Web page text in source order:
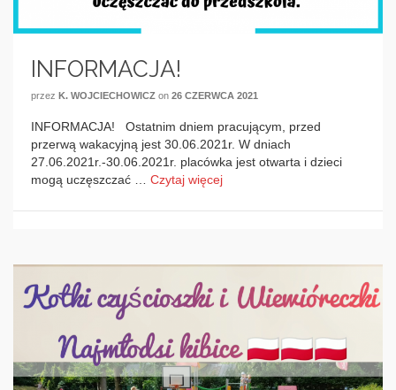
INFORMACJA!
przez K. WOJCIECHOWICZ on 26 CZERWCA 2021
INFORMACJA! Ostatnim dniem pracującym, przed
przerwą wakacyjną jest 30.06.2021r. W dniach
27.06.2021r.-30.06.2021r. placówka jest otwarta i dzieci
mogą uczęszczać … Czytaj więcej